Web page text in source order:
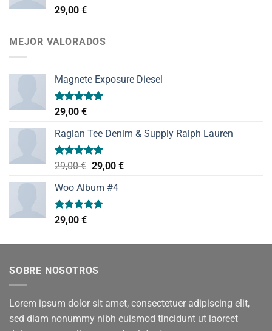
Valorado
con
29,00 €
MEJOR VALORADOS
Magnete Exposure Diesel
Valorado
con
de 5
29,00 €
Raglan Tee Denim & Supply Ralph Lauren
Valorado
de 5
29,00€ El
original
era:
29,00 €El
Woo Album #4
Valorado
con
29,00 €
SOBRE NOSOTROS
Lorem ipsum dolor sit amet, consectetuer adipiscing elit,
sed diam nonummy nibh euismod tincidunt ut laoreet